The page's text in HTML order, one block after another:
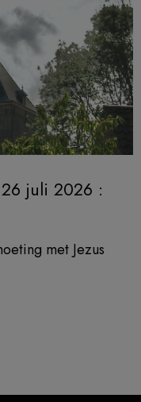
juli 2026 :
met Jezus